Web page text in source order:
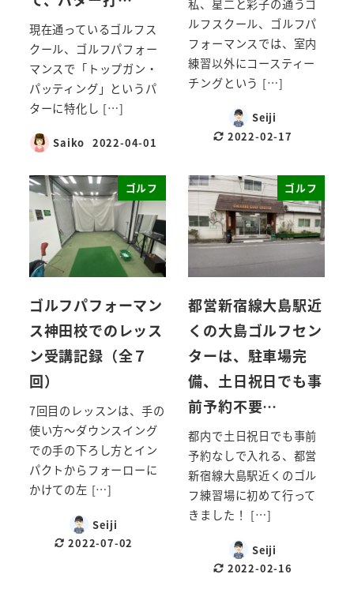
現在通っているゴルフス
クール、ゴルフパフォー
マンスで「トップガン・
パッティング」というパ
ターに特化し […]
Saiko 2022-04-01
私、星二と彩子の通うゴ
ルフスクール、ゴルフパ
フォーマンスでは、室内
練習以外にコースティー
チングという […]
Seiji
2022-02-17
ゴルフ
ゴルフパフォーマン
ス神田校でのレッス
ン受講記録（全７
回）
7回目のレッスンは、手の
使い方～ダウンスイング
での手の下ろし方とイン
パクトからフォーローに
かけての左 […]
Seiji
2022-07-02
ゴルフ
都営新宿線大島駅近
くの大島ゴルフセン
ターは、駐車場完
備、土日祝日でも事
前予約不要…
都内で土日祝日でも事前
予約なしで入れる、都営
新宿線大島駅近くのゴル
フ練習場に初めて行って
きました！ […]
Seiji
2022-02-16